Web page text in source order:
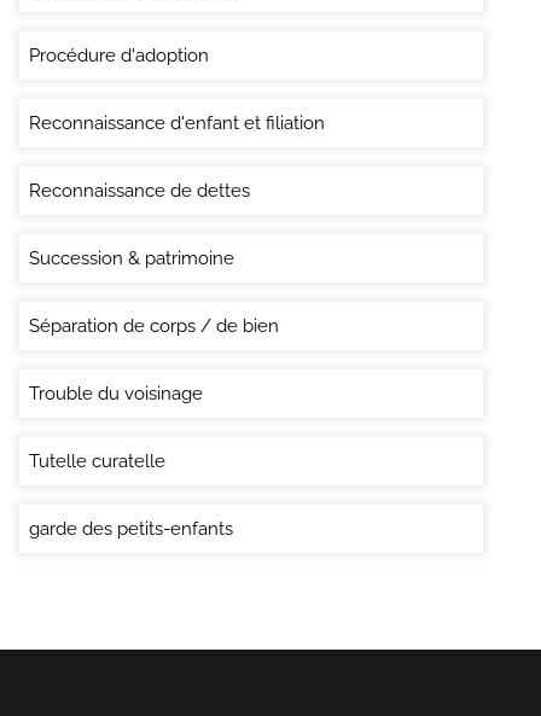
Procédure d'adoption
Reconnaissance d'enfant et filiation
Reconnaissance de dettes
Succession & patrimoine
Séparation de corps / de bien
Trouble du voisinage
Tutelle curatelle
garde des petits-enfants